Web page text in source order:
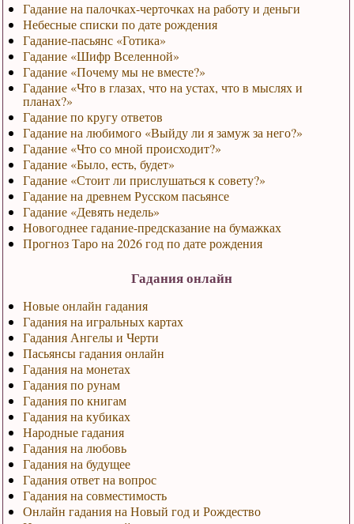
Гадание на палочках-черточках на работу и деньги
Небесные списки по дате рождения
Гадание-пасьянс «Готика»
Гадание «Шифр Вселенной»
Гадание «Почему мы не вместе?»
Гадание «Что в глазах, что на устах, что в мыслях и
планах?»
Гадание по кругу ответов
Гадание на любимого «Выйду ли я замуж за него?»
Гадание «Что со мной происходит?»
Гадание «Было, есть, будет»
Гадание «Стоит ли прислушаться к совету?»
Гадание на древнем Русском пасьянсе
Гадание «Девять недель»
Новогоднее гадание-предсказание на бумажках
Прогноз Таро на 2026 год по дате рождения
Гадания онлайн
Новые онлайн гадания
Гадания на игральных картах
Гадания Ангелы и Черти
Пасьянсы гадания онлайн
Гадания на монетах
Гадания по рунам
Гадания по книгам
Гадания на кубиках
Народные гадания
Гадания на любовь
Гадания на будущее
Гадания ответ на вопрос
Гадания на совместимость
Онлайн гадания на Новый год и Рождество